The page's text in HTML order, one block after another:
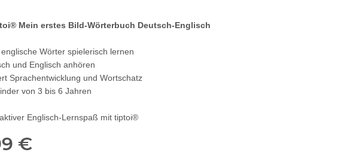
Mein erstes Bild-Wörterbuch Deutsch-Englisch
Wörter spielerisch lernen
und Englisch anhören
Sprachentwicklung und Wortschatz
von 3 bis 6 Jahren
Englisch-Lernspaß mit tiptoi®
€